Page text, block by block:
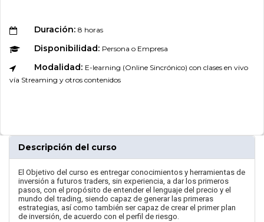
Duración: 8 horas
Disponibilidad: Persona o Empresa
Modalidad: E-learning (Online Sincrónico) con clases en vivo
vía Streaming y otros contenidos
Descripción del curso
El Objetivo del curso es entregar conocimientos y herramientas de
inversión a futuros traders, sin experiencia, a dar los primeros
pasos, con el propósito de entender el lenguaje del precio y el
mundo del trading, siendo capaz de generar las primeras
estrategias, así como también ser capaz de crear el primer plan
de inversión, de acuerdo con el perfil de riesgo.